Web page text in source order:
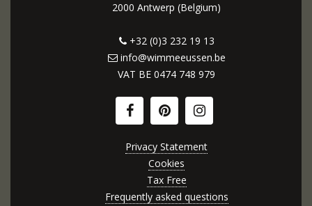
2000 Antwerp (Belgium)
+32 (0)3 232 19 13
info@wimmeeussen.be
VAT BE 0474 748 979
Privacy Statement
Cookies
Tax Free
Frequently asked questions